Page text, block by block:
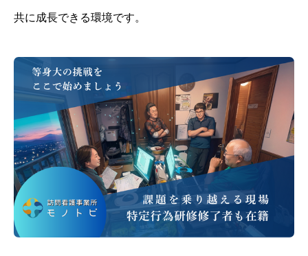
共に成長できる環境です。